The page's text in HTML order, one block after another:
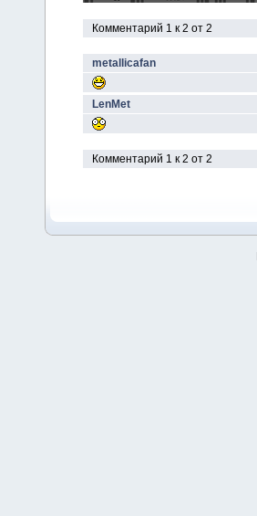
Комментарий 1 к 2 от 2
metallicafan
LenMet
Комментарий 1 к 2 от 2